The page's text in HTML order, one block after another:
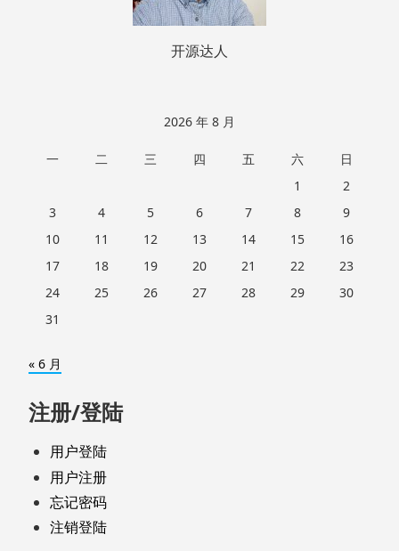
开源达人
2026 年 8 月
一 二 三 四 五 六
日
1
2
3
4 5 6 7 8
9
10
11 12 13 14 15
16
17
18 19 20 21 22
23
24
25 26 27 28 29
30
31
« 6 月
注册/登陆
用户登陆
用户注册
忘记密码
注销登陆